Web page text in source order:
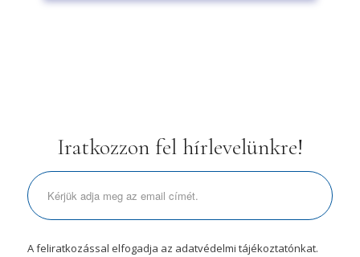
Iratkozzon fel hírlevelünkre!
A feliratkozással elfogadja az adatvédelmi tájékoztatónkat.